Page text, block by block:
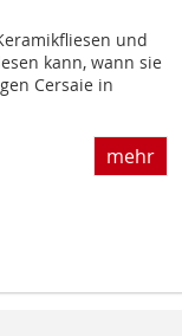
und
kann, wann sie
Cersaie in
mehr